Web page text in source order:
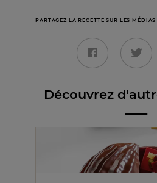
PARTAGEZ LA RECETTE SUR LES MÉDIAS
Découvrez